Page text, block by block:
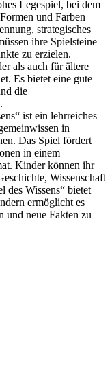
Legespiel, bei dem
und Farben
strategisches
ihre Spielsteine
zu erzielen.
als auch für ältere
Es bietet eine gute
die
ist ein lehrreiches
in
Das Spiel fördert
in einem
Kinder können ihr
Wissenschaft
des Wissens“ bietet
ermöglicht es
und neue Fakten zu